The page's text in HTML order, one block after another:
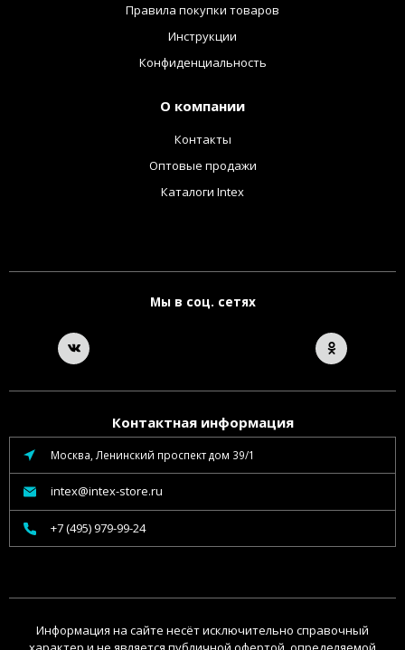
Правила покупки товаров
Инструкции
Конфиденциальность
О компании
Контакты
Оптовые продажи
Каталоги Intex
Мы в соц. сетях
Контактная информация
Москва, Ленинский проспект дом 39/1
intex@intex-store.ru
+7 (495) 979-99-24
Информация на сайте несёт исключительно справочный